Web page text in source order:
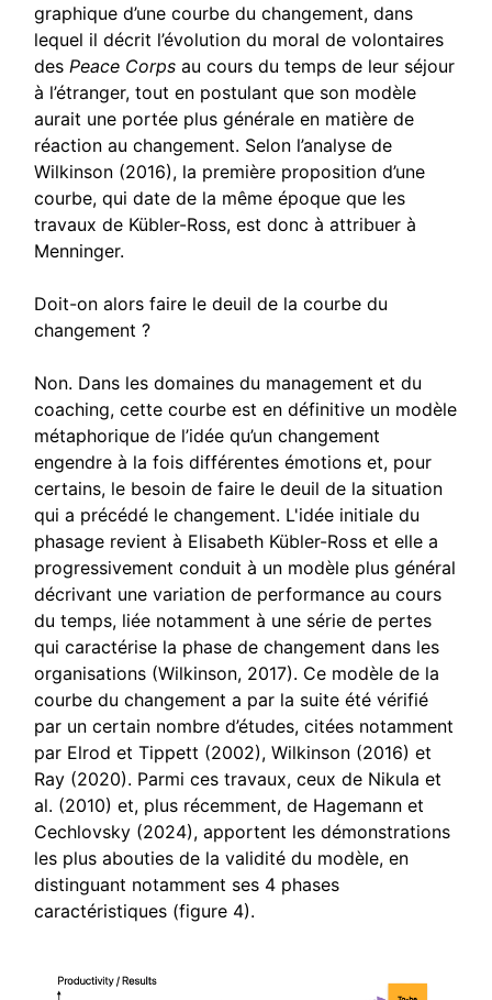
graphique d’une courbe du changement, dans
lequel il décrit l’évolution du moral de volontaires
desPeace Corps au cours du temps de leur séjour
à l’étranger, tout en postulant que son modèle
aurait une portée plus générale en matière de
réaction au changement. Selon l’analyse de
Wilkinson (2016), la première proposition d’une
courbe, qui date de la même époque que les
travaux de Kübler-Ross, est donc à attribuer à
Menninger.
Doit-on alors faire le deuil de la courbe du
changement ?
Non. Dans les domaines du management et du
coaching, cette courbe est en définitive un modèle
métaphorique de l’idée qu’un changement
engendre à la fois différentes émotions et, pour
certains, le besoin de faire le deuil de la situation
qui a précédé le changement. L'idée initiale du
phasage revient à Elisabeth Kübler-Ross et elle a
progressivement conduit à un modèle plus général
décrivant une variation de performance au cours
du temps, liée notamment à une série de pertes
qui caractérise la phase de changement dans les
organisations (Wilkinson, 2017). Ce modèle de la
courbe du changement a par la suite été vérifié
par un certain nombre d’études, citées notamment
par Elrod et Tippett (2002), Wilkinson (2016) et
Ray (2020). Parmi ces travaux, ceux de Nikula et
al. (2010) et, plus récemment, de Hagemann et
Cechlovsky (2024), apportent les démonstrations
les plus abouties de la validité du modèle, en
distinguant notamment ses 4 phases
caractéristiques (figure 4).